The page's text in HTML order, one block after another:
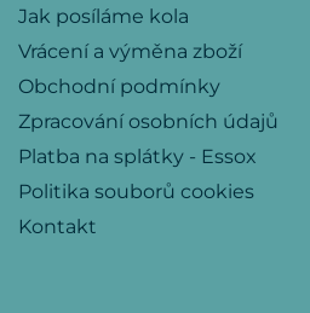
Jak posíláme kola
Vrácení a výměna zboží
Obchodní podmínky
Zpracování osobních údajů
Platba na splátky - Essox
Politika souborů cookies
Kontakt